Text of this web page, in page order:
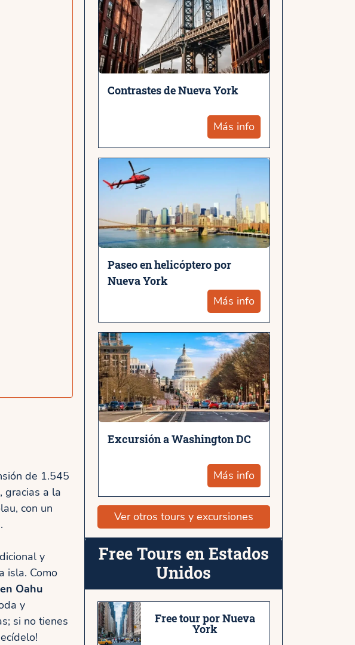
de 1.545
, gracias a la
con un
y
isla. Como
Oahu
y
si no tienes
Contrastes de Nueva York
Más info
Paseo en helicóptero por
Nueva York
Más info
Excursión a Washington DC
Más info
Ver otros tours y excursiones
Free Tours en Estados
Unidos
Free tour por Nueva
York